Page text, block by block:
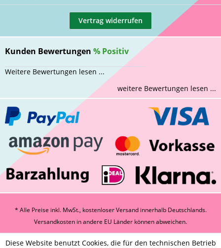
Vertrag widerrufen
Kunden Bewertungen % Positiv
Weitere Bewertungen lesen ...
weitere Bewertungen lesen ...
* Alle Preise inkl. MwSt., kostenloser Versand innerhalb Deutschlands.
Versandkosten in andere EU Länder können abweichen.
Diese Website benutzt Cookies, die für den technischen Betrieb